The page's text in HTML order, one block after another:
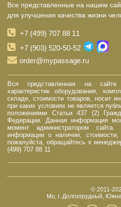
Все представленные на нашем
для улучшения качества жизни
+7 (499) 707 88 11
+7 (903) 520-50-52
order@mypassage.ru
Вся представленная на
характеристик оборудования,
складе, стоимости товаров, носит
при каких условиях не является
положениями Статьи 437 (2)
Федерации. Данная информация
момент администратором
информации о наличии, стоимости,
пожалуйста, обращайтесь к
(499) 707 88 11
© 2011-
Мо, г. Долгопрудный,